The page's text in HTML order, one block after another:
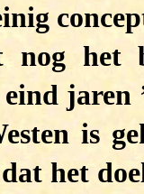
nog het
jaren
is
het